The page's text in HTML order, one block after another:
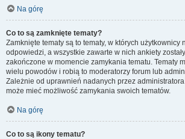
Na górę
Co to są zamknięte tematy?
Zamknięte tematy są to tematy, w których użytkownicy
odpowiedzi, a wszystkie zawarte w nich ankiety
zakończone w momencie zamykania tematu. Tematy
wielu powodów i robią to moderatorzy forum lub
Zależnie od uprawnień nadanych przez
może mieć możliwość zamykania swoich tematów.
Na górę
Co to są ikony tematu?